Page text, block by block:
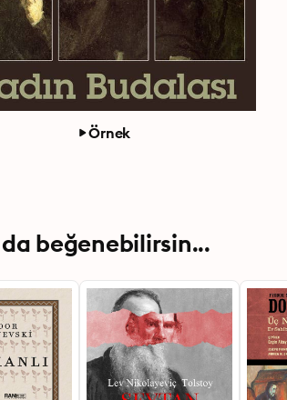
Örnek
da beğenebilirsin...